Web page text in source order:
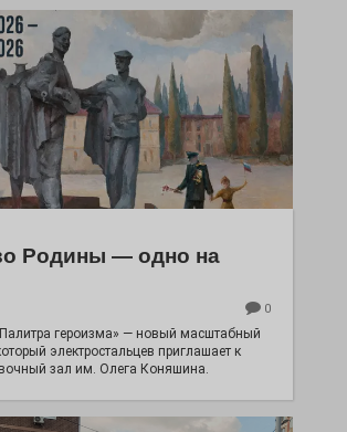
Родины — одно на
0
героизма» — новый масштабный
электростальцев приглашает к
зал им. Олега Коняшина.